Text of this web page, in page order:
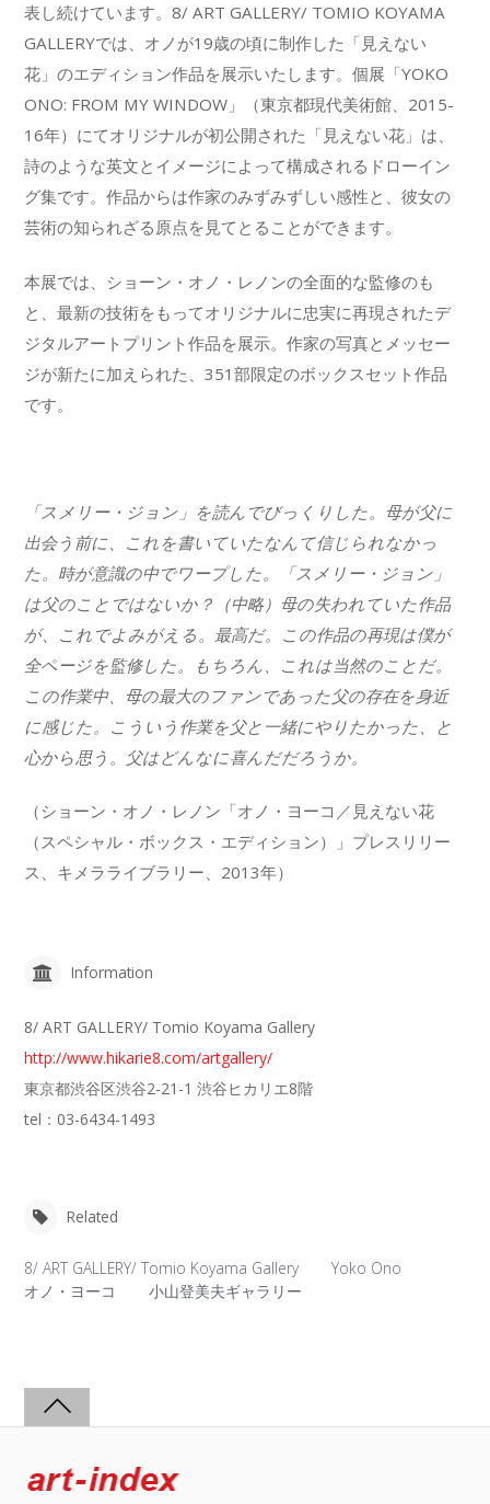
表し続けています。8/ ART GALLERY/ TOMIO KOYAMA
GALLERYでは、オノが19歳の頃に制作した「見えない
花」のエディション作品を展示いたします。個展「YOKO
ONO: FROM MY WINDOW」（東京都現代美術館、2015-
16年）にてオリジナルが初公開された「見えない花」は、
詩のような英文とイメージによって構成されるドローイン
グ集です。作品からは作家のみずみずしい感性と、彼女の
芸術の知られざる原点を見てとることができます。
本展では、ショーン・オノ・レノンの全面的な監修のも
と、最新の技術をもってオリジナルに忠実に再現されたデ
ジタルアートプリント作品を展示。作家の写真とメッセー
ジが新たに加えられた、351部限定のボックスセット作品
です。
「スメリー・ジョン」を読んでびっくりした。母が父に
出会う前に、これを書いていたなんて信じられなかっ
た。時が意識の中でワープした。「スメリー・ジョン」
は父のことではないか？（中略）母の失われていた作品
が、これでよみがえる。最高だ。この作品の再現は僕が
全ページを監修した。もちろん、これは当然のことだ。
この作業中、母の最大のファンであった父の存在を身近
に感じた。こういう作業を父と一緒にやりたかった、と
心から思う。父はどんなに喜んだだろうか。
（ショーン・オノ・レノン「オノ・ヨーコ／見えない花
（スペシャル・ボックス・エディション）」プレスリリー
ス、キメラライブラリー、2013年）
Information
8/ ART GALLERY/ Tomio Koyama Gallery
http://www.hikarie8.com/artgallery/
東京都渋谷区渋谷2-21-1 渋谷ヒカリエ8階
tel：03-6434-1493
Related
8/ ART GALLERY/ Tomio Koyama Gallery
Yoko Ono
オノ・ヨーコ
小山登美夫ギャラリー